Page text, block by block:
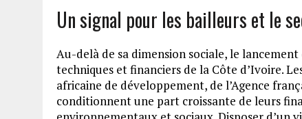
Un signal pour les bailleurs et le
Au-delà de sa dimension sociale, le
techniques et financiers de la Côte d’Ivoire.
africaine de développement, de l’Agence
conditionnent une part croissante de leurs